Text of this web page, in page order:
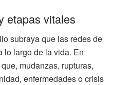
etapas vitales
subraya que las redes de
lo largo de la vida. En
mudanzas, rupturas,
enfermedades o crisis